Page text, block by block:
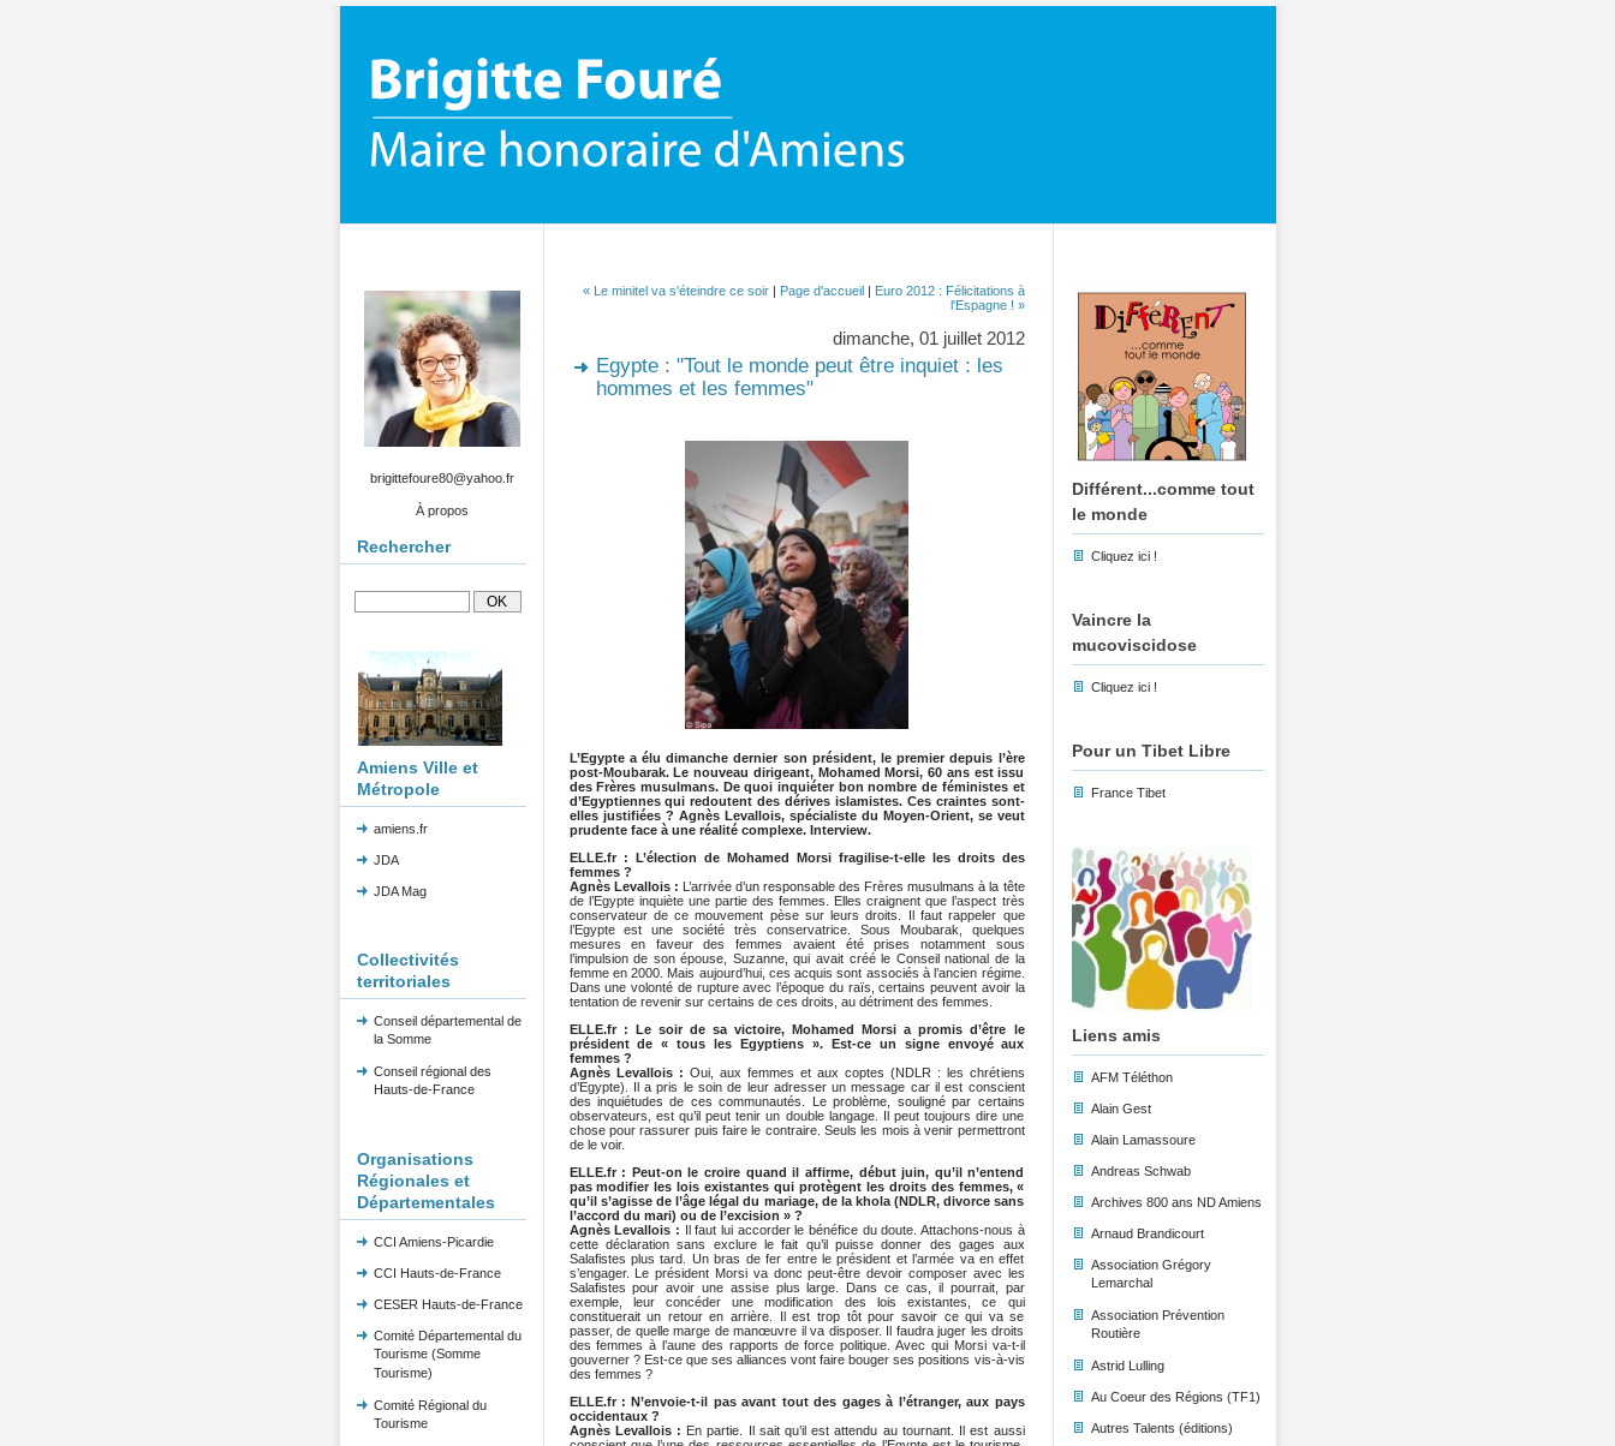
brigittefoure80@yahoo.fr
À propos
Rechercher
Amiens Ville et
Métropole
amiens.fr
JDA
JDA Mag
Collectivités
territoriales
Conseil départemental de
la Somme
Conseil régional des
Hauts-de-France
Organisations
Régionales et
Départementales
CCI Amiens-Picardie
CCI Hauts-de-France
CESER Hauts-de-France
Comité Départemental du
Tourisme (Somme
Tourisme)
Comité Régional du
Tourisme
Différent...comme tout
le monde
Cliquez ici !
Vaincre la
mucoviscidose
Cliquez ici !
Pour un Tibet Libre
France Tibet
Liens amis
AFM Téléthon
Alain Gest
Alain Lamassoure
Andreas Schwab
Archives 800 ans ND Amiens
Arnaud Brandicourt
Association Grégory
Lemarchal
Association Prévention
Routière
Astrid Lulling
Au Coeur des Régions (TF1)
Autres Talents (éditions)
« Le minitel va s'éteindre ce soir| Page d'accueil| Euro 2012 : Félicitations à
l'Espagne ! »
dimanche, 01 juillet 2012
Egypte : "Tout le monde peut être inquiet : les
hommes et les femmes"
L’Egypte a élu dimanche dernier son président, le premier depuis l’ère
post-Moubarak. Le nouveau dirigeant, Mohamed Morsi, 60 ans est issu
des Frères musulmans. De quoi inquiéter bon nombre de féministes et
d’Egyptiennes qui redoutent des dérives islamistes. Ces craintes sont-
elles justifiées ? Agnès Levallois, spécialiste du Moyen-Orient, se veut
prudente face à une réalité complexe. Interview.
ELLE.fr : L’élection de Mohamed Morsi fragilise-t-elle les droits des
femmes ?
Agnès Levallois :
L’arrivée d’un responsable des Frères musulmans à la tête
de l’Egypte inquiète une partie des femmes. Elles craignent que l’aspect très
conservateur de ce mouvement pèse sur leurs droits. Il faut rappeler que
l’Egypte est une société très conservatrice. Sous Moubarak, quelques
mesures en faveur des femmes avaient été prises notamment sous
l’impulsion de son épouse, Suzanne, qui avait créé le Conseil national de la
femme en 2000. Mais aujourd’hui, ces acquis sont associés à l’ancien régime.
Dans une volonté de rupture avec l’époque du raïs, certains peuvent avoir la
tentation de revenir sur certains de ces droits, au détriment des femmes.
ELLE.fr : Le soir de sa victoire, Mohamed Morsi a promis d’être le
président de « tous les Egyptiens ». Est-ce un signe envoyé aux
femmes ?
Agnès Levallois : Oui, aux femmes et aux coptes (NDLR : les chrétiens
d’Egypte). Il a pris le soin de leur adresser un message car il est conscient
des inquiétudes de ces communautés. Le problème, souligné par certains
observateurs, est qu’il peut tenir un double langage. Il peut toujours dire une
chose pour rassurer puis faire le contraire. Seuls les mois à venir permettront
de le voir.
ELLE.fr : Peut-on le croire quand il affirme, début juin, qu’il n’entend
pas modifier les lois existantes qui protègent les droits des femmes, «
qu’il s’agisse de l’âge légal du mariage, de la khola (NDLR, divorce sans
l’accord du mari) ou de l’excision » ?
Agnès Levallois :
Il faut lui accorder le bénéfice du doute. Attachons-nous à
cette déclaration sans exclure le fait qu’il puisse donner des gages aux
Salafistes plus tard. Un bras de fer entre le président et l’armée va en effet
s’engager. Le président Morsi va donc peut-être devoir composer avec les
Salafistes pour avoir une assise plus large. Dans ce cas, il pourrait, par
exemple, leur concéder une modification des lois existantes, ce qui
constituerait un retour en arrière. Il est trop tôt pour savoir ce qui va se
passer, de quelle marge de manœuvre il va disposer. Il faudra juger les droits
des femmes à l’aune des rapports de force politique. Avec qui Morsi va-t-il
gouverner ? Est-ce que ses alliances vont faire bouger ses positions vis-à-vis
des femmes ?
ELLE.fr : N’envoie-t-il pas avant tout des gages à l’étranger, aux pays
occidentaux ?
Agnès Levallois : En partie. Il sait qu’il est attendu au tournant. Il est aussi